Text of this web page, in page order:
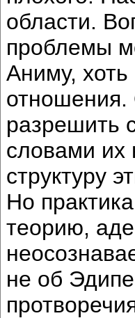
области.
проблемы
Аниму,
отношения.
разрешить
словами их
структуру
Но
теорию,
не об